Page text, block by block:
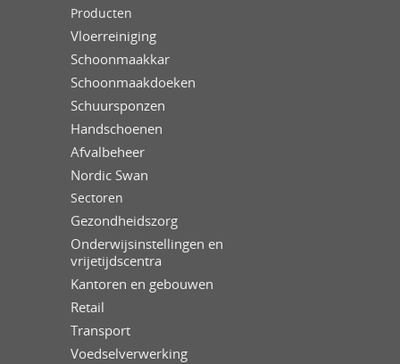
Producten
Vloerreiniging
Schoonmaakkar
Schoonmaakdoeken
Schuursponzen
Handschoenen
Afvalbeheer
Nordic Swan
Sectoren
Gezondheidszorg
Onderwijsinstellingen en
vrijetijdscentra
Kantoren en gebouwen
Retail
Transport
Voedselverwerking